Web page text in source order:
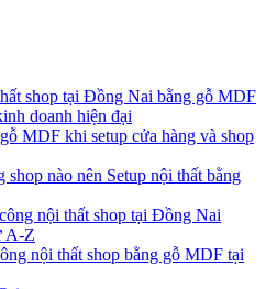
shop tại Đồng Nai bằng gỗ MDF
doanh hiện đại
MDF khi setup cửa hàng và shop
nào nên Setup nội thất bằng
nội thất shop tại Đồng Nai
A-Z
nội thất shop bằng gỗ MDF tại